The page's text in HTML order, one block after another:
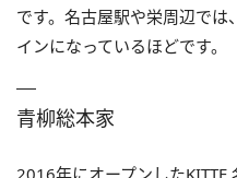
です。名古屋駅や栄周辺では
インになっているほどです。
青柳総本家